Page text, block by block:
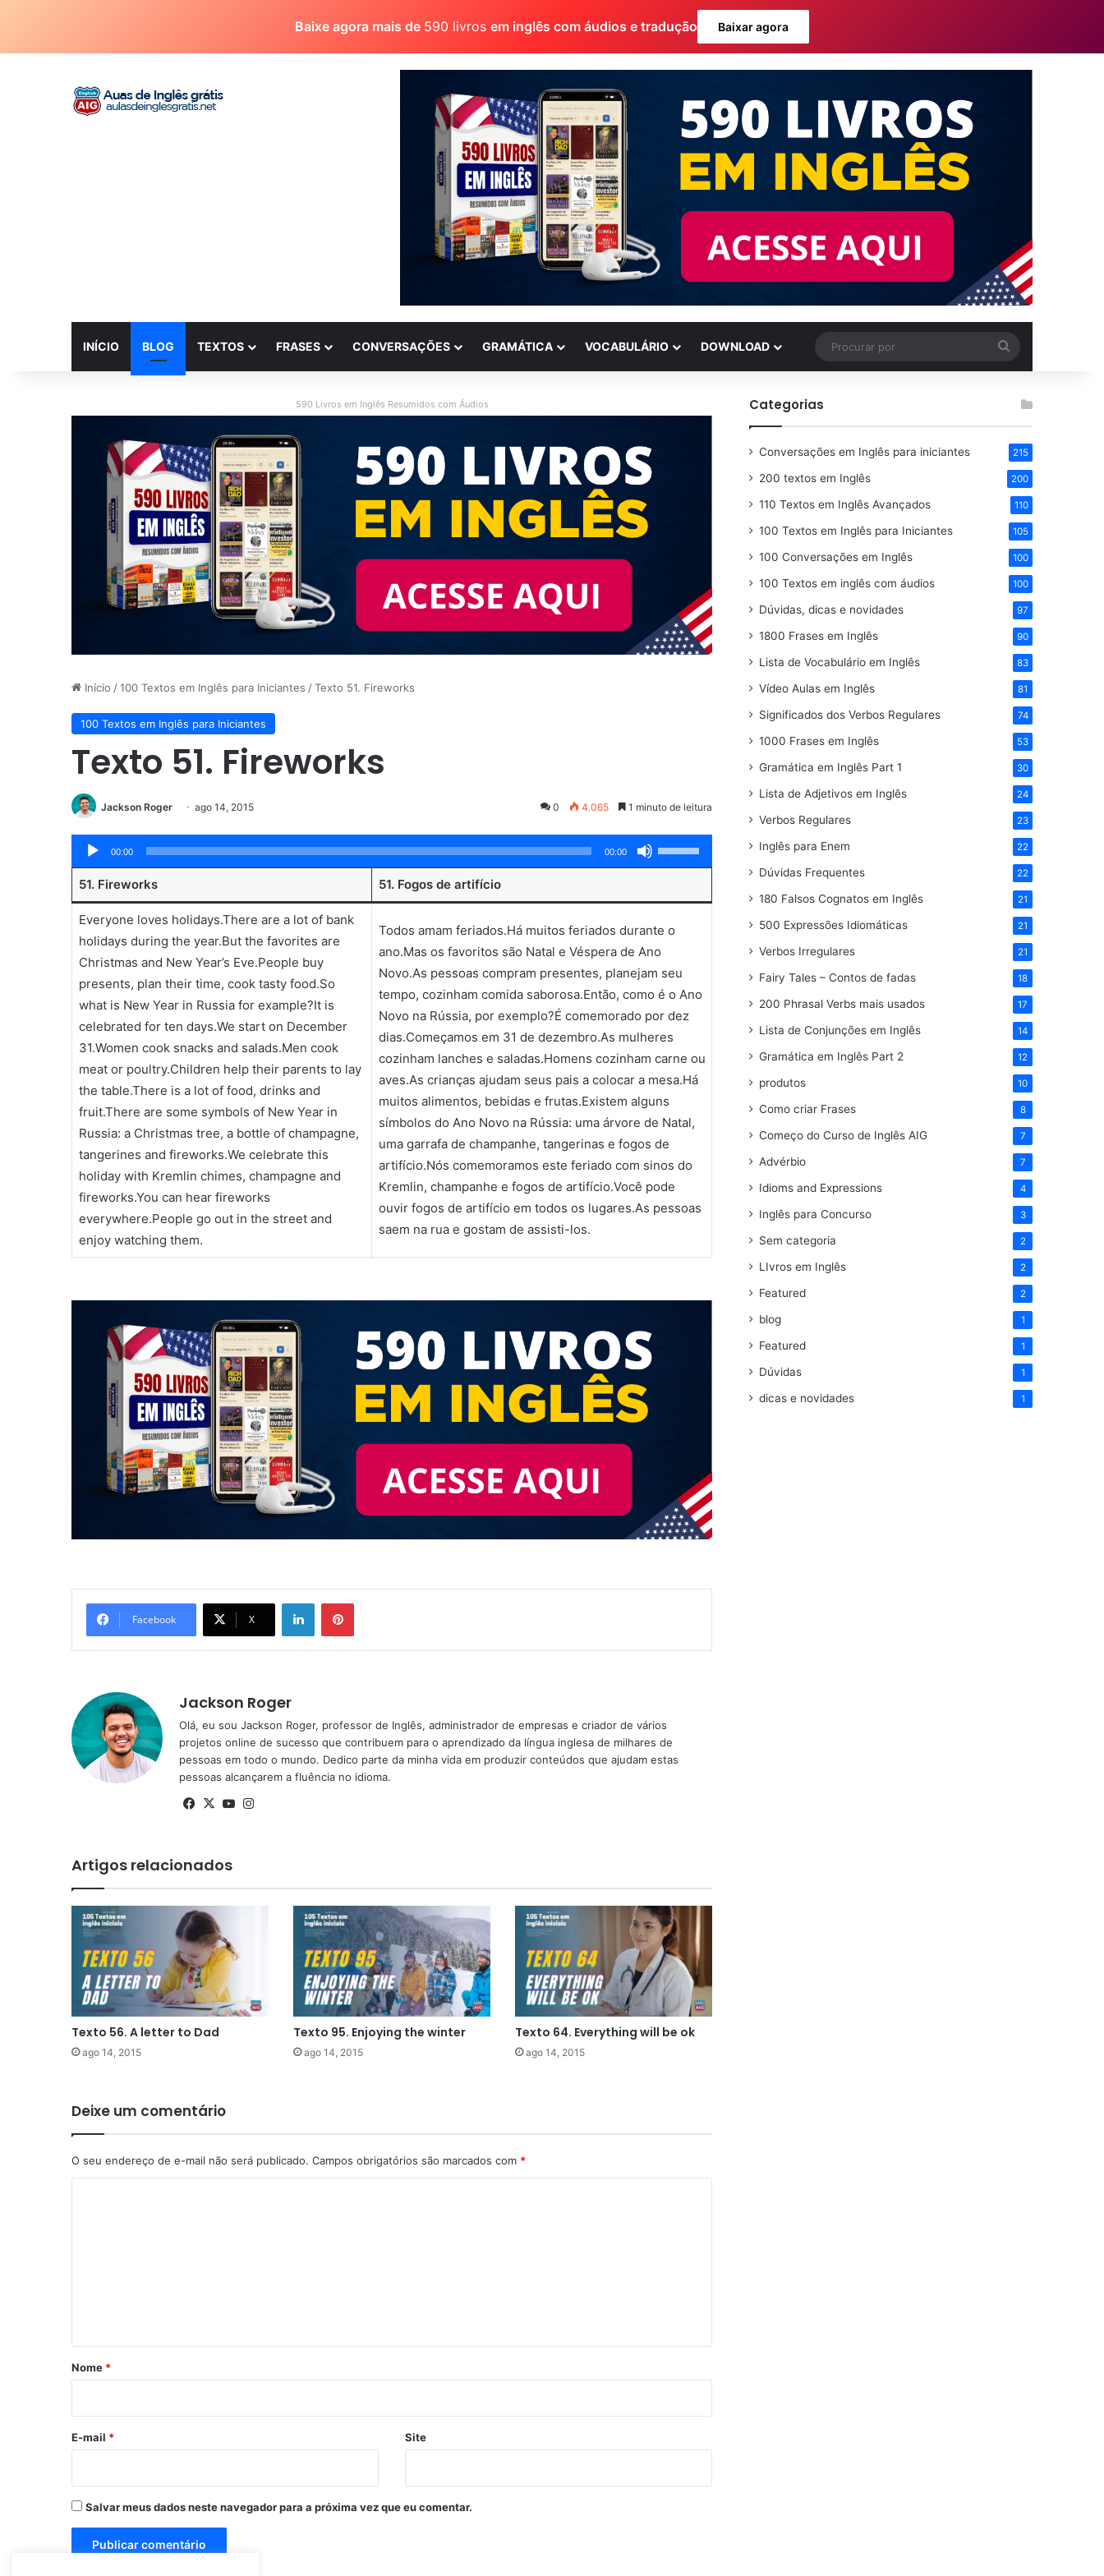
Baixe agora mais de 590 livros em inglês com áudios e tradução Baixar agora
INÍCIO BLOG TEXTOS FRASES CONVERSAÇÕES GRAMÁTICA VOCABULÁRIO DOWNLOAD
por
590 Livros em Inglês Resumidos com Áudios
Início /100 Textos em Inglês para Iniciantes /Texto 51. Fireworks
100 Textos em Inglês para Iniciantes
Texto 51. Fireworks
Jackson Roger ago 14, 2015 0 4.065 1 minuto de leitura
Tocador
de
áudio
00:00 00:00
as
para
cima
ou
para
baixo
para
aumentar
ou
diminuir
o
volume.
51. Fireworks 51. Fogos de artifício
Everyone loves holidays.There are a lot of bank
holidays during the year.But the favorites are
Christmas and New Year’s Eve.People buy
presents, plan their time, cook tasty food.So
what is New Year in Russia for example?It is
celebrated for ten days.We start on December
31.Women cook snacks and salads.Men cook
meat or poultry.Children help their parents to lay
the table.There is a lot of food, drinks and
fruit.There are some symbols of New Year in
Russia: a Christmas tree, a bottle of champagne,
tangerines and fireworks.We celebrate this
holiday with Kremlin chimes, champagne and
fireworks.You can hear fireworks
everywhere.People go out in the street and
enjoy watching them.
Todos amam feriados.Há muitos feriados durante o
ano.Mas os favoritos são Natal e Véspera de Ano
Novo.As pessoas compram presentes, planejam seu
tempo, cozinham comida saborosa.Então, como é o Ano
Novo na Rússia, por exemplo?É comemorado por dez
dias.Começamos em 31 de dezembro.As mulheres
cozinham lanches e saladas.Homens cozinham carne ou
aves.As crianças ajudam seus pais a colocar a mesa.Há
muitos alimentos, bebidas e frutas.Existem alguns
símbolos do Ano Novo na Rússia: uma árvore de Natal,
uma garrafa de champanhe, tangerinas e fogos de
artifício.Nós comemoramos este feriado com sinos do
Kremlin, champanhe e fogos de artifício.Você pode
ouvir fogos de artifício em todos os lugares.As pessoas
saem na rua e gostam de assisti-los.
Facebook X
LinkedinPinterest
Jackson Roger
Olá, eu sou Jackson Roger, professor de Inglês, administrador de empresas e criador de vários
projetos online de sucesso que contribuem para o aprendizado da língua inglesa de milhares de
pessoas em todo o mundo. Dedico parte da minha vida em produzir conteúdos que ajudam estas
pessoas alcançarem a fluência no idioma.
Facebook
X YouTube
Artigos relacionados
Texto 56. A letter to Dad
ago 14, 2015
Texto 95. Enjoying the winter
ago 14, 2015
Texto 64. Everything will be ok
ago 14, 2015
Deixe um comentário
O seu endereço de e-mail não será publicado. Campos obrigatórios são marcados com *
r
*
Nome *
E-mail * Site
Salvar meus dados neste navegador para a próxima vez que eu comentar.
Categorias
Conversações em Inglês para iniciantes 215
200 textos em Inglês 200
110 Textos em Inglês Avançados 110
100 Textos em Inglês para Iniciantes 105
100 Conversações em Inglês 100
100 Textos em inglês com áudios 100
Dúvidas, dicas e novidades 97
1800 Frases em Inglês 90
Lista de Vocabulário em Inglês 83
Vídeo Aulas em Inglês 81
Significados dos Verbos Regulares 74
1000 Frases em Inglês 53
Gramática em Inglês Part 1 30
Lista de Adjetivos em Inglês 24
Verbos Regulares 23
Inglês para Enem 22
Dúvidas Frequentes 22
180 Falsos Cognatos em Inglês 21
500 Expressões Idiomáticas 21
Verbos Irregulares 21
Fairy Tales – Contos de fadas 18
200 Phrasal Verbs mais usados 17
Lista de Conjunções em Inglês 14
Gramática em Inglês Part 2 12
produtos 10
Como criar Frases 8
Começo do Curso de Inglês AIG 7
Advérbio 7
Idioms and Expressions 4
Inglês para Concurso 3
Sem categoria 2
LIvros em Inglês 2
Featured 2
blog 1
Featured 1
Dúvidas 1
dicas e novidades 1